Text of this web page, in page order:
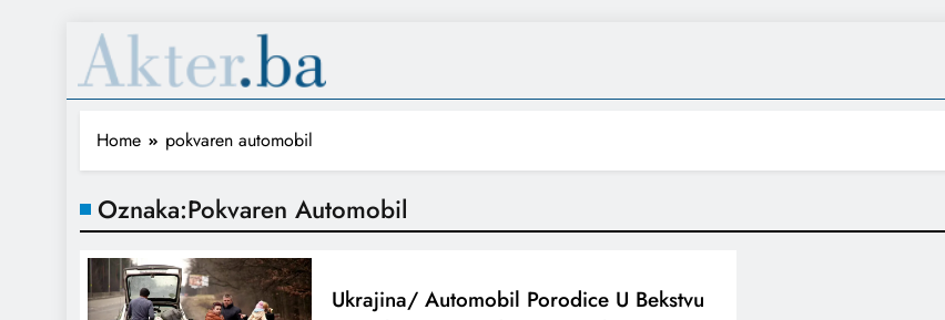
Home pokvaren automobil
Oznaka:Pokvaren Automobil
Ukrajina/ Automobil Porodice U Bekstvu